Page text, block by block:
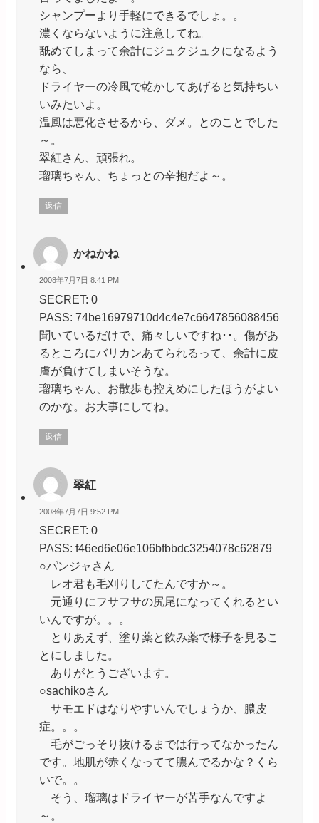
シャンプーより手軽にできるでしょ。。
濃くならないように注意してね。
舐めてしまって余計にジュクジュクになるよう
なら、
ドライヤーの冷風で乾かしてあげると気持ちい
いみたいよ。
温風は悪化させるから、ダメ。とのことでした
～。
翠紅さん、頑張れ。
瑠璃ちゃん、ちょっとの辛抱だよ～。
返信
かねかね
2008年7月7日 8:41 PM
SECRET: 0
PASS: 74be16979710d4c4e7c6647856088456
聞いているだけで、痛々しいですね･･。傷があ
るところにバリカンあてられるって、余計に皮
膚が負けてしまいそうな。
瑠璃ちゃん、お散歩も控えめにしたほうがよい
のかな。お大事にしてね。
返信
翠紅
2008年7月7日 9:52 PM
SECRET: 0
PASS: f46ed6e06e106bfbbdc3254078c62879
○パンジャさん
レオ君も毛刈りしてたんですか～。
元通りにフサフサの尻尾になってくれるとい
いんですが。。。
とりあえず、塗り薬と飲み薬で様子を見るこ
とにしました。
ありがとうございます。
○sachikoさん
サモエドはなりやすいんでしょうか、膿皮
症。。。
毛がごっそり抜けるまでは行ってなかったん
です。地肌が赤くなってて膿んでるかな？くら
いで。。
そう、瑠璃はドライヤーが苦手なんですよ
～。